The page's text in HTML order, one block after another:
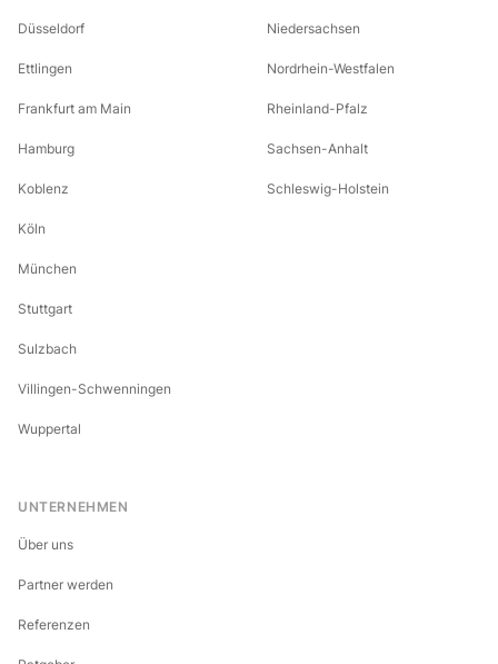
Düsseldorf
Ettlingen
Frankfurt am Main
Hamburg
Koblenz
Köln
München
Stuttgart
Sulzbach
Villingen-Schwenningen
Wuppertal
Niedersachsen
Nordrhein-Westfalen
Rheinland-Pfalz
Sachsen-Anhalt
Schleswig-Holstein
UNTERNEHMEN
Über uns
Partner werden
Referenzen